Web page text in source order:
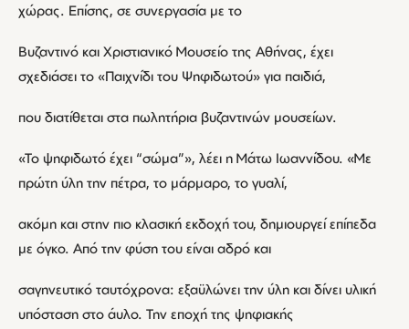
χώρας. Επίσης, σε συνεργασία με το
Βυζαντινό και Χριστιανικό Μουσείο της Αθήνας, έχει
σχεδιάσει το «Παιχνίδι του Ψηφιδωτού» για παιδιά,
που διατίθεται στα πωλητήρια βυζαντινών μουσείων.
«Το ψηφιδωτό έχει “σώμα”», λέει η Μάτω Ιωαννίδου. «Με
πρώτη ύλη την πέτρα, το μάρμαρο, το γυαλί,
ακόμη και στην πιο κλασική εκδοχή του, δημιουργεί επίπεδα
με όγκο. Από την φύση του είναι αδρό και
σαγηνευτικό ταυτόχρονα: εξαϋλώνει την ύλη και δίνει υλική
υπόσταση στο άυλο. Την εποχή της ψηφιακής